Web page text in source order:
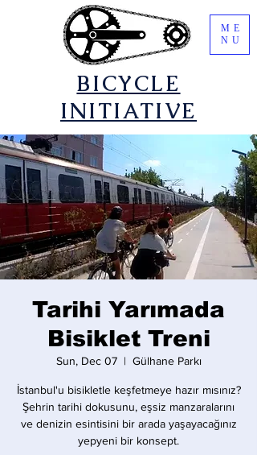
​BICYCLE
INITIATIVE
ME
NU
Tarihi Yarımada
Bisiklet Treni
Sun, Dec 07
  |
Gülhane Parkı
İstanbul'u bisikletle keşfetmeye hazır mısınız?
Şehrin tarihi dokusunu, eşsiz manzaralarını
ve denizin esintisini bir arada yaşayacağınız
yepyeni bir konsept.